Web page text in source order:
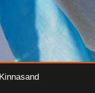
Kinnasand